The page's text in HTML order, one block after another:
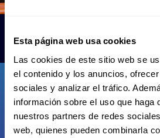
Esta página web usa cookies
Las cookies de este sitio web se
el contenido y los anuncios,
sociales y analizar el tráfico.
información sobre el uso que haga
nuestros partners de redes
web, quienes pueden combinarla
Piranhas Bereich